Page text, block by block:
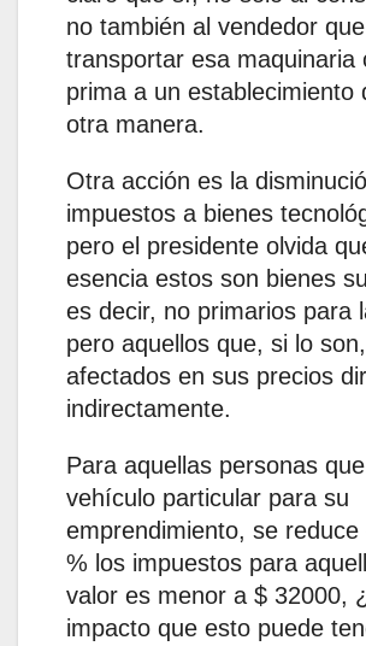
no también al vendedor
transportar esa maquinaria
prima a un establecimiento
otra manera.
Otra acción es la
impuestos a bienes
pero el presidente olvida
esencia estos son bienes
es decir, no primarios para
pero aquellos que, si lo
afectados en sus precios
indirectamente.
Para aquellas personas
vehículo particular para su
emprendimiento, se reduce
% los impuestos para
valor es menor a $ 32000,
impacto que esto puede